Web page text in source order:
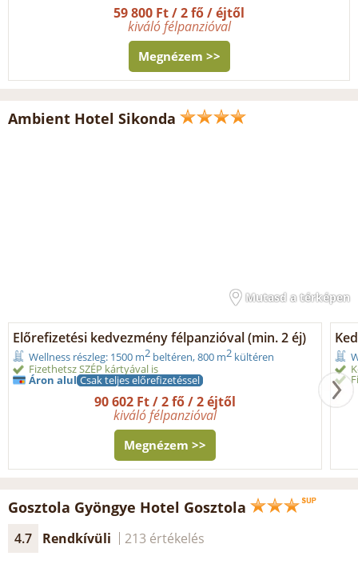
59 800 Ft / 2 fő / éjtől
kiváló félpanzióval
Megnézem >>
Ambient Hotel Sikonda
Mutasd a térképen
Előrefizetési kedvezmény félpanzióval (min. 2 éj)
Wellness részleg: 1500 m2 beltéren, 800 m2 kültéren
Fizethetsz SZÉP kártyával is
Áron alul Csak teljes előrefizetéssel
90 602 Ft / 2 fő / 2 éjtől
kiváló félpanzióval
Megnézem >>
Gosztola Gyöngye Hotel Gosztola
4.7 Rendkívüli 213 értékelés